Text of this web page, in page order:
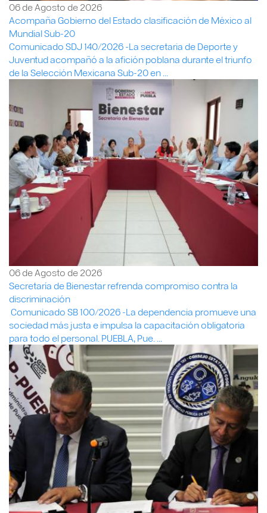
06 de Agosto de 2026
Acompaña Gobierno del Estado clasificación de México al
Mundial Sub-20
Comunicado SDJ 140/2026 -La secretaria de Deporte y
Juventud acompañó a la afición poblana durante el triunfo
de la Selección Mexicana Sub-20 en ...
06 de Agosto de 2026
Secretaría de Bienestar refrenda compromiso contra la
discriminación
Comunicado SB 100/2026 -La dependencia promueve una
sociedad más justa e impulsa la capacitación obligatoria
para todo el personal. PUEBLA, Pue. ...